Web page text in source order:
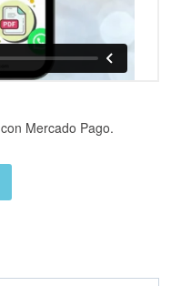
con Mercado Pago.